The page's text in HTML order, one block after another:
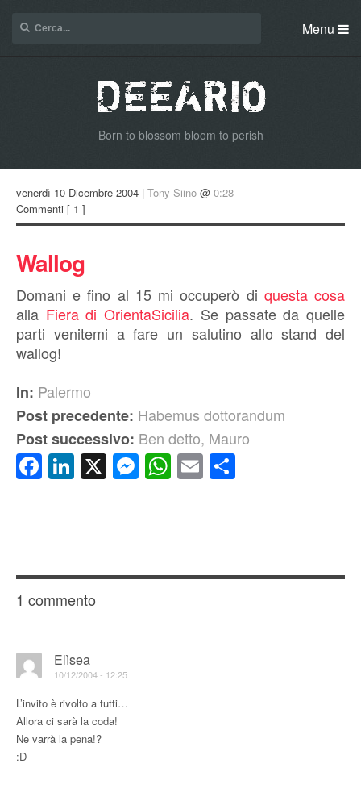
Menu
Born to blossom bloom to perish
venerdì 10 Dicembre 2004 | Tony Siino @ 0:28
Commenti [ 1 ]
Wallog
Domani e fino al 15 mi occuperò di questa cosa
alla Fiera di OrientaSicilia. Se passate da quelle
parti venitemi a fare un salutino allo stand del
wallog!
In: Palermo
Post precedente: Habemus dottorandum
Post successivo: Ben detto, Mauro
Facebook
LinkedIn
X Messenger
WhatsApp
Email
1 commento
Elìsea
10/12/2004 - 12:25
L’invito è rivolto a tutti…
Allora ci sarà la coda!
Ne varrà la pena!?
:D